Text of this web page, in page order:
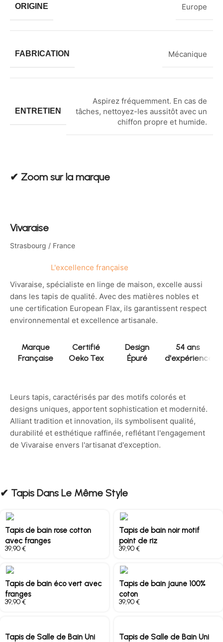
ORIGINE Europe
FABRICATION Mécanique
ENTRETIEN
Aspirez fréquemment. En cas de
tâches, nettoyez-les aussitôt avec un
chiffon propre et humide.
✔︎ Zoom sur la marque
Vivaraise
Strasbourg / France
L'excellence française
Vivaraise, spécialiste en linge de maison, excelle aussi
dans les tapis de qualité. Avec des matières nobles et
une certification European Flax, ils garantissent respect
environnemental et excellence artisanale.
Marque
Française
Certifié
Oeko Tex
Design
Épuré
54 ans
d'expérience
Leurs tapis, caractérisés par des motifs colorés et
designs uniques, apportent sophistication et modernité.
Alliant tradition et innovation, ils symbolisent qualité,
durabilité et esthétique raffinée, reflétant l'engagement
de Vivaraise envers l'artisanat d'exception.
✔︎ Tapis Dans Le Même Style
Tapis de bain rose cotton
avec franges
€
Tapis de bain noir motif
point de riz
€
Tapis de bain éco vert avec
franges
€
Tapis de bain jaune 100%
coton
€
Tapis de Salle de Bain Uni
Tapis de Salle de Bain Uni